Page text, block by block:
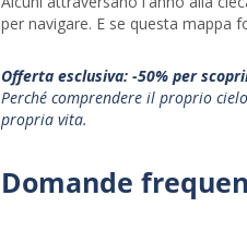
per navigare. E se questa mappa
Offerta esclusiva: -50% per
Perché comprendere il proprio
propria vita.
Domande